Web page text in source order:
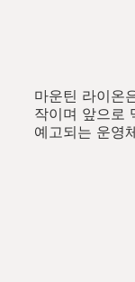
마운틴 라이온
작이며 앞으로
예고되는 운영